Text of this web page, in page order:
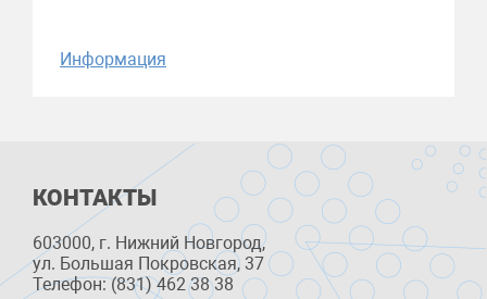
Информация
КОНТАКТЫ
603000, г. Нижний Новгород,
ул. Большая Покровская, 37
Телефон: (831) 462 38 38